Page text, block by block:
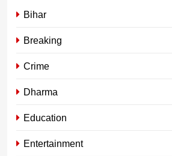
Bihar
Breaking
Crime
Dharma
Education
Entertainment